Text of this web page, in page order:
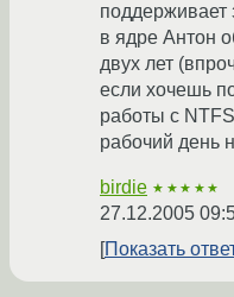
поддерживает
в ядре Антон
двух лет
если хочешь
работы с
рабочий день
birdie ★★★★★
27.12.2005
Показать